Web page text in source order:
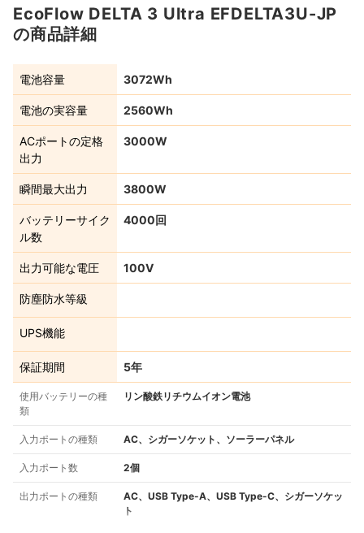
EcoFlow DELTA 3 Ultra EFDELTA3U-JP
の商品詳細
電池容量 3072Wh
電池の実容量 2560Wh
ACポートの定格
出力
3000W
瞬間最大出力 3800W
バッテリーサイク
ル数
4000回
出力可能な電圧 100V
防塵防水等級
UPS機能
保証期間 5年
使用バッテリーの種
類
リン酸鉄リチウムイオン電池
入力ポートの種類 AC、シガーソケット、ソーラーパネル
入力ポート数 2個
出力ポートの種類
AC、USB Type-A、USB Type-C、シガーソケッ
ト